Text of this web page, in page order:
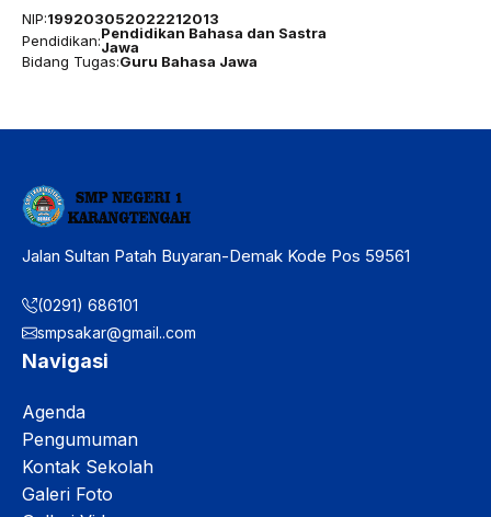
NIP:199203052022212013
Pendidikan:Pendidikan Bahasa dan Sastra
Jawa
Bidang Tugas:Guru Bahasa Jawa
Jalan Sultan Patah Buyaran-Demak Kode Pos 59561
(0291) 686101
smpsakar@gmail..com
Navigasi
Agenda
Pengumuman
Kontak Sekolah
Galeri Foto